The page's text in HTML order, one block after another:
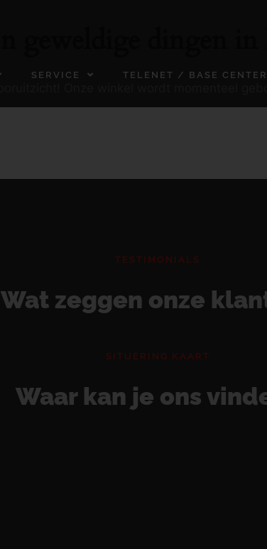
SERVICE TELENET / BASE CENTER
TESTIMONIALS
Wat zeggen onze
SITUERING KAART
Waar kan je ons